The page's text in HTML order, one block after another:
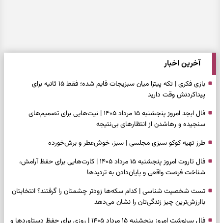
آخرین اخبار
بازی فکری | تکه پیتزا میان سبزیجات قایم شده؛ فقط ۱۵ ثانیه برای
پیداکردنش وقت دارید
فال ابجد امروز پنجشنبه ۱۵ مرداد ۱۴۰۵ | نیت‌هایی برای تصمیم‌های
سنجیده و رهاشدن از انتظارهای بی‌نتیجه
طرز تهیه کوکو سبزی مجلسی | سبز، خوش‌عطر و برش‌خورده
فال تاروت امروز پنجشنبه ۱۵ مرداد ۱۴۰۵ | کارت‌هایی برای حفظ آرامش،
شناخت فرصت واقعی و پایان‌دادن به تردیدها
تست شخصیت شناسی | کدام سکه‌ها زودتر چشمتان را گرفتند؟ انتخابتان
باارزش‌ترین چیز زندگی‌تان را نشان می‌دهد